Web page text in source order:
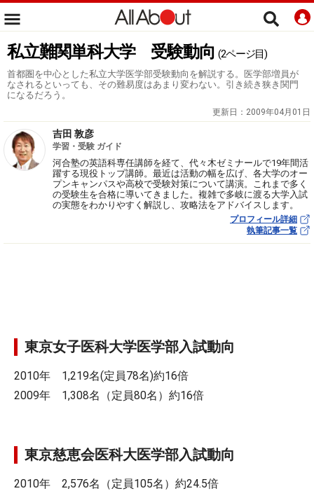
私立難関単科大学 受験動向 (2ページ目)
首都圏を中心とした私立大学医学部受験動向を解説する。医学部増員が
なされるといっても、その難易度はあまり変わない。引き続き狭き関門
になるだろう。
更新日： 2009年04月01日
吉田 敦彦
学習・受験 ガイド
河合塾の英語科専任講師を経て、代々木ゼミナールで19年間活
躍する現役トップ講師。最近は活動の幅を広げ、各大学のオー
プンキャンパスや高校で受験対策について講演。これまで多く
の受験生を合格に導いてきました。複雑で多岐に渡る大学入試
の実態をわかりやすく解説し、攻略法をアドバイスします。
プロフィール詳細
執筆記事一覧
東京女子医科大学医学部入試動向
2010年 1,219名(定員78名)約16倍
2009年 1,308名（定員80名）約16倍
東京慈恵会医科大医学部入試動向
2010年 2,576名（定員105名）約24.5倍